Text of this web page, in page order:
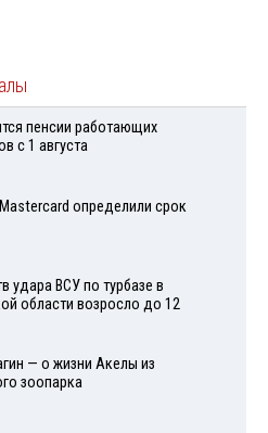
пенсии работающих
с 1 августа
определили срок
удара ВСУ по турбазе в
области возросло до 12
— о жизни Акелы из
зоопарка